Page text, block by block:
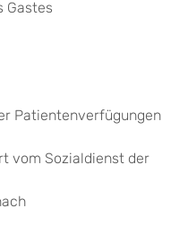
Gastes
Patientenverfügungen
vom Sozialdienst der